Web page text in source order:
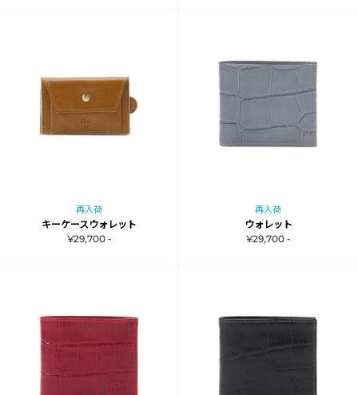
再入荷
キーケースウォレット
¥29,700 -
再入荷
ウォレット
¥29,700 -